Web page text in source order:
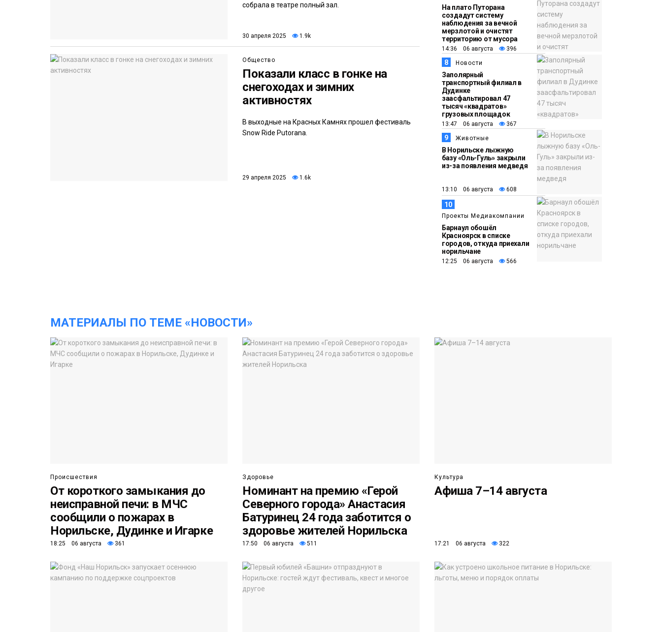
собрала в театре полный зал.
30 апреля 2025 1.9k
Общество
Показали класс в гонке на
снегоходах и зимних
активностях
В выходные на Красных Камнях прошел фестиваль
Snow Ride Putorana.
29 апреля 2025 1.6k
На плато Путорана
создадут систему
наблюдения за вечной
мерзлотой и очистят
территорию от мусора
14:36 06 августа 396
8 Новости
Заполярный
транспортный филиал в
Дудинке
заасфальтировал 47
тысяч «квадратов»
грузовых площадок
13:47 06 августа 367
9 Животные
В Норильске лыжную
базу «Оль-Гуль» закрыли
из-за появления медведя
13:10 06 августа 608
10
Проекты Медиакомпании
Барнаул обошёл
Красноярск в списке
городов, откуда приехали
норильчане
12:25 06 августа 566
МАТЕРИАЛЫ ПО ТЕМЕ «НОВОСТИ»
Происшествия
От короткого замыкания до
неисправной печи: в МЧС
сообщили о пожарах в
Норильске, Дудинке и Игарке
18:25 06 августа 361
Здоровье
Номинант на премию «Герой
Северного города» Анастасия
Батуринец 24 года заботится о
здоровье жителей Норильска
17:50 06 августа 511
Культура
Афиша 7–14 августа
17:21 06 августа 322